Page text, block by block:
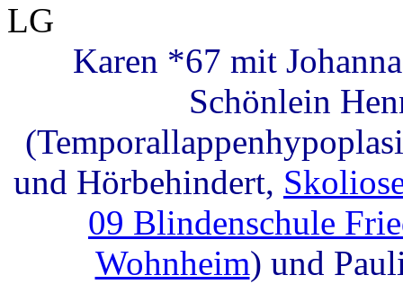
LG
Karen *67 mit
Schönlein
und Hörbehindert,
09 Blindenschule
Wohnheim) und